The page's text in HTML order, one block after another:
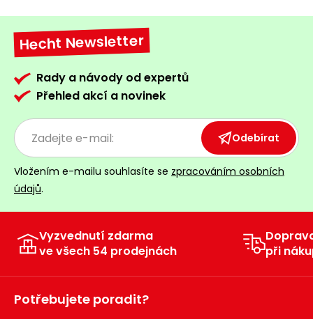
Hecht Newsletter
Rady a návody od expertů
Přehled akcí a novinek
Odebírat
Vložením e-mailu souhlasíte se zpracováním osobních
údajů.
Vyzvednutí zdarma
ve všech 54 prodejnách
při
Potřebujete poradit?